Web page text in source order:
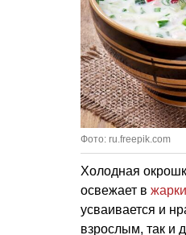
Фото: ru.freepik.com
Холодная
освежает в
усваивается и
взрослым, так и